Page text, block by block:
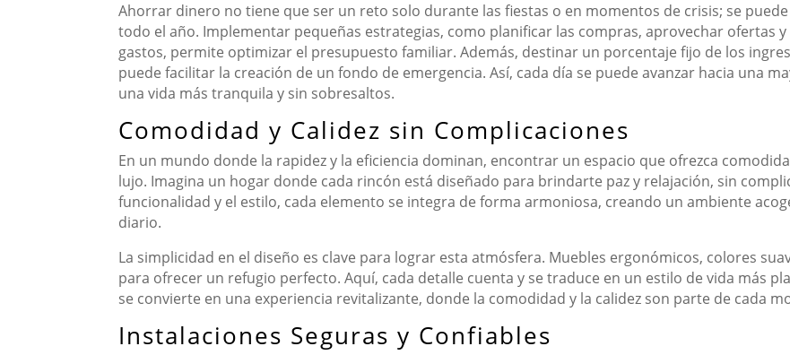
Ahorrar dinero no tiene que ser un reto solo durante las fiestas o en momentos de crisis; se
todo el año. Implementar pequeñas estrategias, como planificar las compras, aprovechar ofertas
gastos, permite optimizar el presupuesto familiar. Además, destinar un porcentaje fijo de los
puede facilitar la creación de un fondo de emergencia. Así, cada día se puede avanzar hacia una
una vida más tranquila y sin sobresaltos.
Comodidad y Calidez sin Complicaciones
En un mundo donde la rapidez y la eficiencia dominan, encontrar un espacio que ofrezca
lujo. Imagina un hogar donde cada rincón está diseñado para brindarte paz y relajación, sin
funcionalidad y el estilo, cada elemento se integra de forma armoniosa, creando un ambiente
diario.
La simplicidad en el diseño es clave para lograr esta atmósfera. Muebles ergonómicos, colores
para ofrecer un refugio perfecto. Aquí, cada detalle cuenta y se traduce en un estilo de vida más
se convierte en una experiencia revitalizante, donde la comodidad y la calidez son parte de cada
Instalaciones Seguras y Confiables